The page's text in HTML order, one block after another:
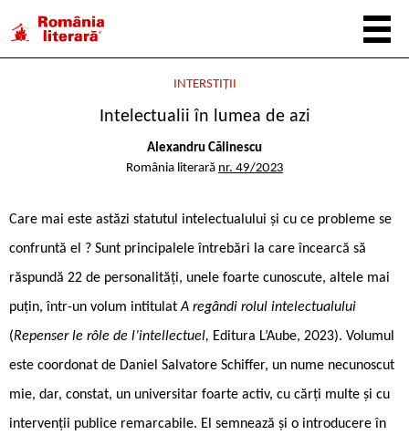
INTERSTIȚII
Intelectualii în lumea de azi
Alexandru Călinescu
România literară nr. 49/2023
Care mai este astăzi statutul intelectualului și cu ce probleme se
confruntă el ? Sunt principalele întrebări la care încearcă să
răspundă 22 de personalități, unele foarte cunoscute, altele mai
puțin, într-un volum intitulatA regândi rolul intelectualului
(Repenser le rôle de l’intellectuel, Editura L’Aube, 2023). Volumul
este coordonat de Daniel Salvatore Schiffer, un nume necunoscut
mie, dar, constat, un universitar foarte activ, cu cărți multe și cu
intervenții publice remarcabile. El semnează și o introducere în